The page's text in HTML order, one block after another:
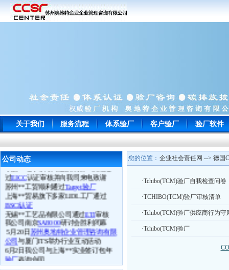
关于我们 服务流程 体系验厂 客户验厂 验厂软件
公司动态
常州**玩具通过ICTI认证
南通**服饰顺利通过WRAP认证
苏州**鞋厂于顺利通过
宁波**电子以零问题的成绩一次性通
过EICC认证审核并向我司来电致谢
苏州**工贸顺利通过Target验厂
上海**贸易旗下多家LIDL工厂通过
BSCI认证
无锡**工艺品有限公司通过ETI审核
我公司南京SA8000研讨会胜利闭幕
5月20日苏州奥地特企业管理咨询有限
公司 与厦门ITS举办行业互动活动
6月2日我公司与上海**实业签订包年
验厂咨询合同
祝贺张家港**贸易下属两家工厂通过
您的位置： 企业社会责任网 --> 德国
·Tchibo(TCM)验厂自我检查问卷
·TCHIBO(TCM)验厂审核清单
·Tchibo(TCM)验厂供应商行为守
·Tchibo(TCM)验厂